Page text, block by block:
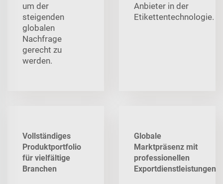
um der
steigenden
globalen
Nachfrage
gerecht zu
werden.
Anbieter in der
Etikettentechnologie.
Vollständiges
Produktportfolio
für vielfältige
Branchen
Globale
Marktpräsenz mit
professionellen
Exportdienstleistungen